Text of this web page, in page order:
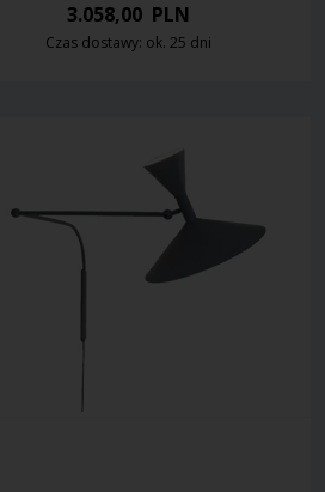
3.058,00PLN
Czas dostawy: ok. 25 dni